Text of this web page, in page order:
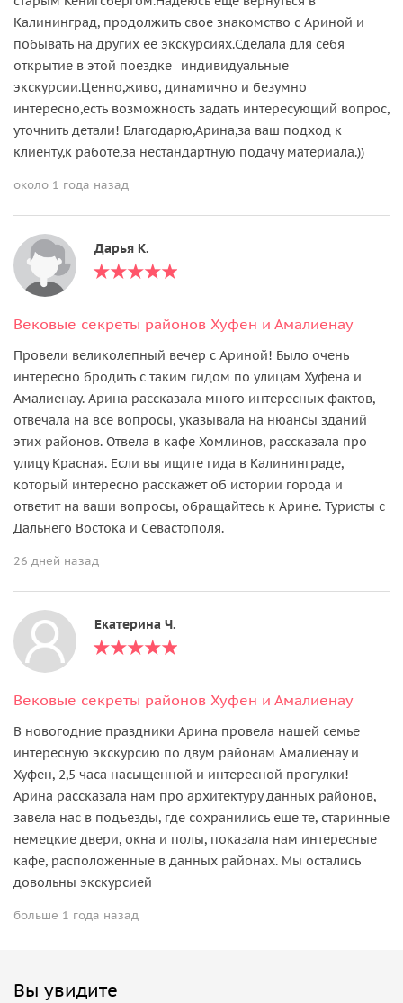
Калининград, продолжить свое знакомство с Ариной и
побывать на других ее экскурсиях.Сделала для себя
открытие в этой поездке -индивидуальные
экскурсии.Ценно,живо, динамично и безумно
интересно,есть возможность задать интересующий вопрос,
уточнить детали! Благодарю,Арина,за ваш подход к
клиенту,к работе,за нестандартную подачу материала.))
около 1 года назад
Дарья К.
Вековые секреты районов Хуфен и Амалиенау
Провели великолепный вечер с Ариной! Было очень
интересно бродить с таким гидом по улицам Хуфена и
Амалиенау. Арина рассказала много интересных фактов,
отвечала на все вопросы, указывала на нюансы зданий
этих районов. Отвела в кафе Хомлинов, рассказала про
улицу Красная. Если вы ищите гида в Калининграде,
который интересно расскажет об истории города и
ответит на ваши вопросы, обращайтесь к Арине. Туристы с
Дальнего Востока и Севастополя.
26 дней назад
Екатерина Ч.
Вековые секреты районов Хуфен и Амалиенау
В новогодние праздники Арина провела нашей семье
интересную экскурсию по двум районам Амалиенау и
Хуфен, 2,5 часа насыщенной и интересной прогулки!
Арина рассказала нам про архитектуру данных районов,
завела нас в подъезды, где сохранились еще те, старинные
немецкие двери, окна и полы, показала нам интересные
кафе, расположенные в данных районах. Мы остались
довольны экскурсией
больше 1 года назад
Вы увидите